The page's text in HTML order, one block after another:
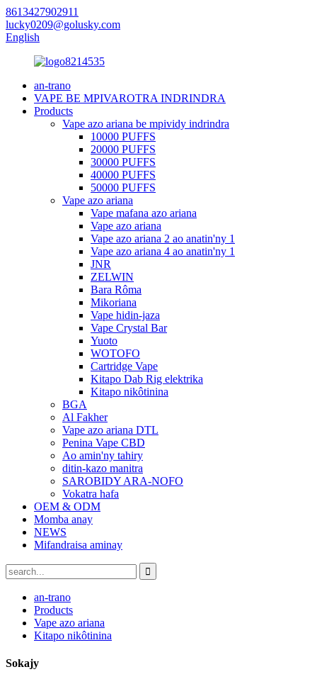
8613427902911
lucky0209@golusky.com
English
an-trano
VAPE BE MPIVAROTRA INDRINDRA
Products
Vape azo ariana be mpividy indrindra
10000 PUFFS
20000 PUFFS
30000 PUFFS
40000 PUFFS
50000 PUFFS
Vape azo ariana
Vape mafana azo ariana
Vape azo ariana
Vape azo ariana 2 ao anatin'ny 1
Vape azo ariana 4 ao anatin'ny 1
JNR
ZELWIN
Bara Rôma
Mikoriana
Vape hidin-jaza
Vape Crystal Bar
Yuoto
WOTOFO
Cartridge Vape
Kitapo Dab Rig elektrika
Kitapo nikôtinina
BGA
Al Fakher
Vape azo ariana DTL
Penina Vape CBD
Ao amin'ny tahiry
ditin-kazo manitra
SAROBIDY ARA-NOFO
Vokatra hafa
OEM & ODM
Momba anay
NEWS
Mifandraisa aminay
an-trano
Products
Vape azo ariana
Kitapo nikôtinina
Sokajy